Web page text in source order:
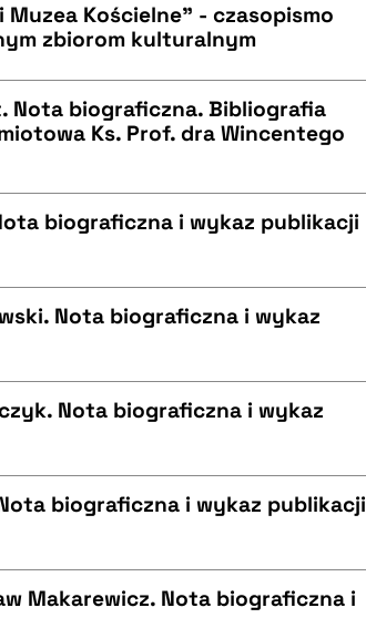
Kościelne" - czasopismo
zbiorom kulturalnym
Nota biograficzna. Bibliografia
Ks. Prof. dra Wincentego
biograficzna i wykaz publikacji
Nota biograficzna i wykaz
Nota biograficzna i wykaz
biograficzna i wykaz publikacji
Makarewicz. Nota biograficzna i